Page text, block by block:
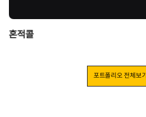
혼적콜
포트폴리오 전체보기